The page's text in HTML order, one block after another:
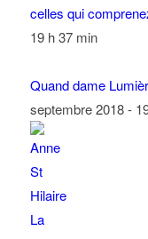
celles qui
19 h 37 min
Quand dame
septembre 2018 -